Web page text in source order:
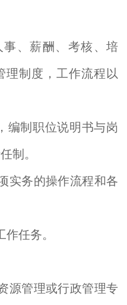
、薪酬、考核、培
理制度，工作流程以
编制职位说明书与岗
制。
实务的操作流程和各
任务。
源管理或行政管理专